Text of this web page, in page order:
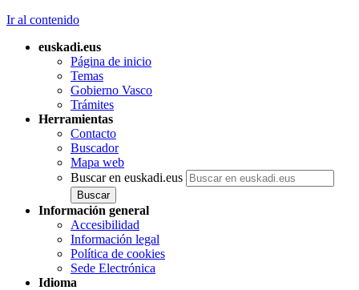
Ir al contenido
euskadi.eus
Página de inicio
Temas
Gobierno Vasco
Trámites
Herramientas
Contacto
Buscador
Mapa web
Buscar en euskadi.eus
Información general
Accesibilidad
Información legal
Política de cookies
Sede Electrónica
Idioma